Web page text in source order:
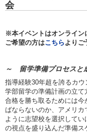
会
※本イベントはオンライン
ご希望の方はこちらよりご
～ 留学準備プロセス
指導経験30年超を誇るカ
学部留学の準備計画の立て
合格を勝ち取るためには
ばならないのか、アメリ
ように志望校を選択して
の視点を盛り込んだ準備ス